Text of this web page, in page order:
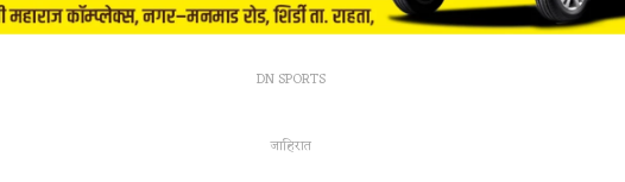
DN SPORTS
जाहिरात